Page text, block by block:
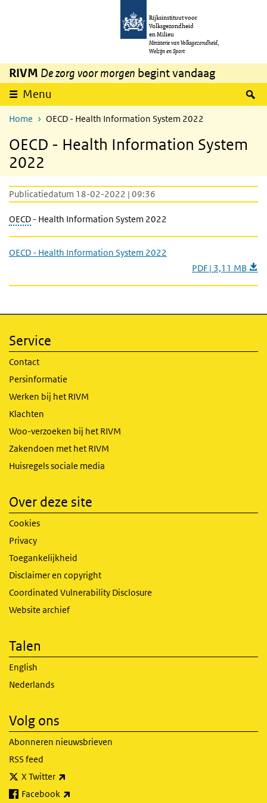
Overslaan en naar de inhoud gaan
Rijksinstituut voor
Volksgezondheid
en Milieu
Ministerie van Volksgezondheid,
Welzijn en Sport
RIVM De zorg voor morgen begint vandaag
Menu
Home OECD - Health Information System 2022
OECD - Health Information System
2022
Publicatiedatum 18-02-2022 | 09:36
OECD - Health Information System 2022
OECD - Health Information System 2022
PDF | 3,11 MB
Service
Contact
Persinformatie
Werken bij het RIVM
Klachten
Woo-verzoeken bij het RIVM
Zakendoen met het RIVM
Huisregels sociale media
Over deze site
Cookies
Privacy
Toegankelijkheid
Disclaimer en copyright
Coordinated Vulnerability Disclosure
Website archief
Talen
English
Nederlands
Volg ons
Abonneren nieuwsbrieven
RSS feed
X Twitter
Facebook